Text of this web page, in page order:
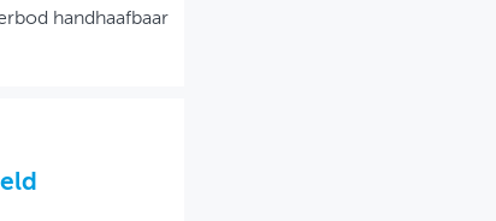
handhaafbaar